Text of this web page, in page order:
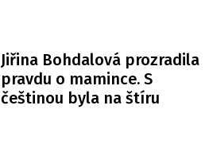
Jiřina Bohdalová prozradila
pravdu o mamince. S
češtinou byla na štíru